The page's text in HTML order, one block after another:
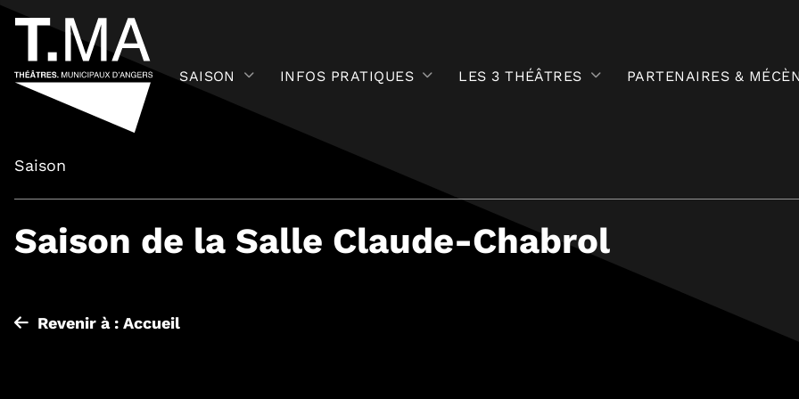
SAISON INFOS PRATIQUES LES 3 THÉÂTRES PARTENAIRES &
Saison
Saison de la Salle Claude-Chabrol
Revenir à : Accueil